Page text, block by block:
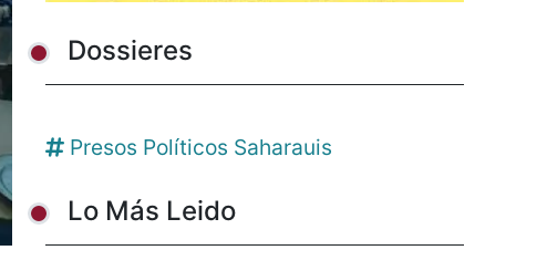
Dossieres
Presos Políticos Saharauis
Lo Más Leido